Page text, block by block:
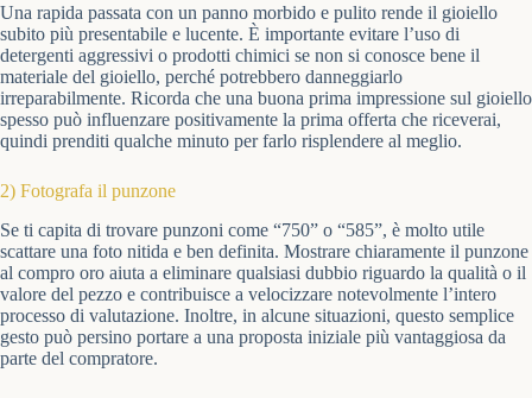
Una rapida passata con un panno morbido e pulito rende il gioiello
subito più presentabile e lucente. È importante evitare l’uso di
detergenti aggressivi o prodotti chimici se non si conosce bene il
materiale del gioiello, perché potrebbero danneggiarlo
irreparabilmente. Ricorda che una buona prima impressione sul gioiello
spesso può influenzare positivamente la prima offerta che riceverai,
quindi prenditi qualche minuto per farlo risplendere al meglio.
2) Fotografa il punzone
Se ti capita di trovare punzoni come “750” o “585”, è molto utile
scattare una foto nitida e ben definita. Mostrare chiaramente il punzone
al compro oro aiuta a eliminare qualsiasi dubbio riguardo la qualità o il
valore del pezzo e contribuisce a velocizzare notevolmente l’intero
processo di valutazione. Inoltre, in alcune situazioni, questo semplice
gesto può persino portare a una proposta iniziale più vantaggiosa da
parte del compratore.